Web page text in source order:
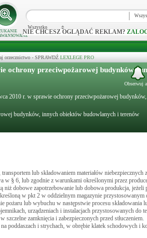
Wszystko
NIE CHCESZ OGLĄDAĆ REKLAM?
orzecznictwo - SPRAWDŹ LEXLEGE PRO
ochrony przeciwpożarowej budynków,
2010 r. w sprawie ochrony przeciwpożarowej
budynków, innych obiektów budowlanych i terenów
Obserwuj
lub składowaniem materiałów
§ 6, lub zgodnie z warunkami określonymi przez
dobowe zapotrzebowanie lub dobowa produkcja, jeżeli
w pkt 2 w oddzielnym magazynie przystosowanym
lub wybuchu w następstwie procesu składowania
urządzeniach i instalacjach przystosowanych do
zamknięcia i zabezpieczonych przed stłuczeniem.
poddaszach i strychach, w obrębie klatek schodowych i